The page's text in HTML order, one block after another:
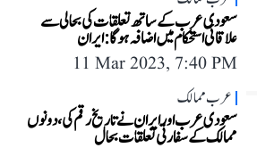
سعودی عرب کے ساتھ تعلقات کی بحالی سے
علاقائی استحکام میں اضافہ ہوگا: ایران
11 Mar 2023, 7:40 PM
عرب ممالک
سعودی عرب اور ایران نے تاریخ رقم کی، دونوں
ممالک کے سفارتی تعلقات بحال